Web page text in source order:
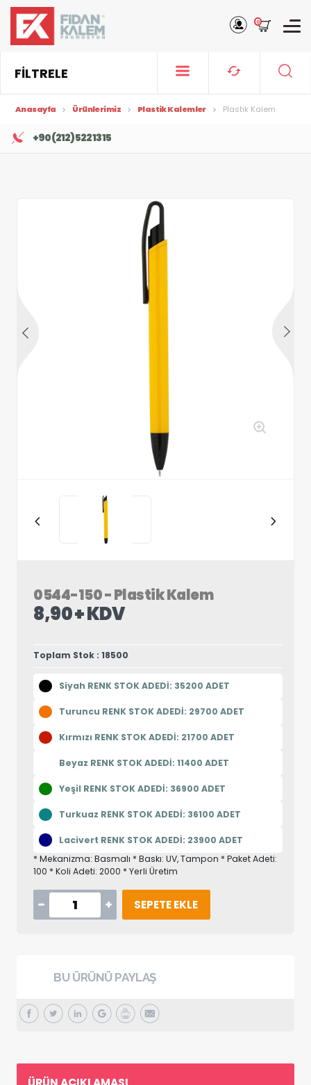
0
FİLTRELE
Anasayfa Ürünlerimiz Plastik Kalemler Plastik Kalem
+90 (212) 522 13 15
0544-150 - Plastik Kalem
8,90 + KDV
Toplam Stok : 18500
Siyah RENK STOK ADEDİ: 35200 ADET
Turuncu RENK STOK ADEDİ: 29700 ADET
Kırmızı RENK STOK ADEDİ: 21700 ADET
Beyaz RENK STOK ADEDİ: 11400 ADET
Yeşil RENK STOK ADEDİ: 36900 ADET
Turkuaz RENK STOK ADEDİ: 36100 ADET
Lacivert RENK STOK ADEDİ: 23900 ADET
* Mekanizma: Basmalı * Baskı: UV, Tampon * Paket Adeti:
100 * Koli Adeti: 2000 * Yerli Üretim
SEPETE EKLE
BU ÜRÜNÜ PAYLAŞ